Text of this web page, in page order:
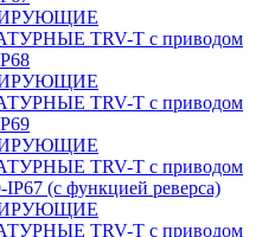
TRV-T с приводом
TRV-T с приводом
TRV-T с приводом
(с функцией реверса)
TRV-T с приводом